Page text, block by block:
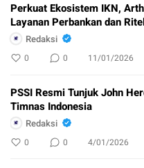
Perkuat Ekosistem IKN,
Layanan Perbankan dan
Redaksi
0 0 11/01/2026
PSSI Resmi Tunjuk John
Timnas Indonesia
Redaksi
0 0 4/01/2026